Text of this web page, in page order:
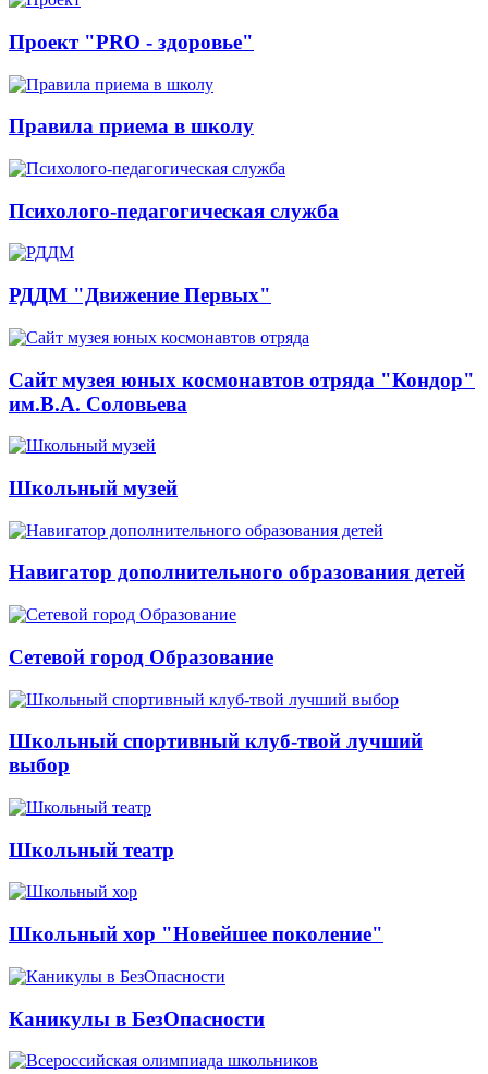
Проект "PRO - здоровье"
Правила приема в школу
Психолого-педагогическая служба
РДДМ "Движение Первых"
Сайт музея юных космонавтов отряда "Кондор"
им.В.А. Соловьева
Школьный музей
Навигатор дополнительного образования детей
Сетевой город Образование
Школьный спортивный клуб-твой лучший
выбор
Школьный театр
Школьный хор "Новейшее поколение"
Каникулы в БезОпасности